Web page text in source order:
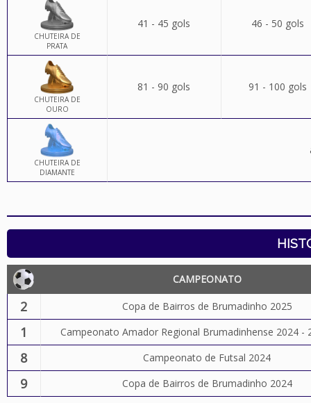
CHUTEIRA DE
PRATA
41 - 45 gols 46 - 50 gols
CHUTEIRA DE
OURO
81 - 90 gols 91 - 100 gols
CHUTEIRA DE
DIAMANTE
CAMPEONATO
2 Copa de Bairros de Brumadinho 2025
1 Campeonato Amador Regional Brumadinhense 2024 -
8 Campeonato de Futsal 2024
9 Copa de Bairros de Brumadinho 2024